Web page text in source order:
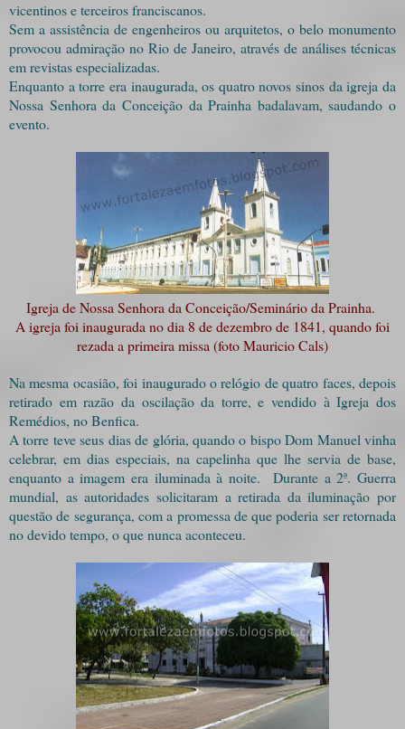
vicentinos e terceiros franciscanos.
Sem a assistência de engenheiros ou arquitetos, o belo monumento
provocou admiração no Rio de Janeiro, através de análises técnicas
em revistas especializadas.
Enquanto a torre era inaugurada, os quatro novos sinos da igreja da
Nossa Senhora da Conceição da Prainha badalavam, saudando o
evento.
Igreja de Nossa Senhora da Conceição/Seminário da Prainha.
A igreja foi inaugurada no dia 8 de dezembro de 1841, quando foi
rezada a primeira missa (foto Mauricio Cals)
Na mesma ocasião, foi inaugurado o relógio de quatro faces, depois
retirado em razão da oscilação da torre, e vendido à Igreja dos
Remédios, no Benfica.
A torre teve seus dias de glória, quando o bispo Dom Manuel vinha
celebrar, em dias especiais, na capelinha que lhe servia de base,
enquanto a imagem era iluminada à noite. Durante a 2ª. Guerra
mundial, as autoridades solicitaram a retirada da iluminação por
questão de segurança, com a promessa de que poderia ser retornada
no devido tempo, o que nunca aconteceu.